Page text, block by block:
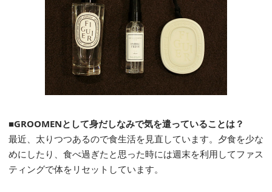
■GROOMENとして身だしなみで気を遣っていることは？
最近、太りつつあるので食生活を見直しています。夕食を少な
めにしたり、食べ過ぎたと思った時には週末を利用してファス
ティングで体をリセットしています。